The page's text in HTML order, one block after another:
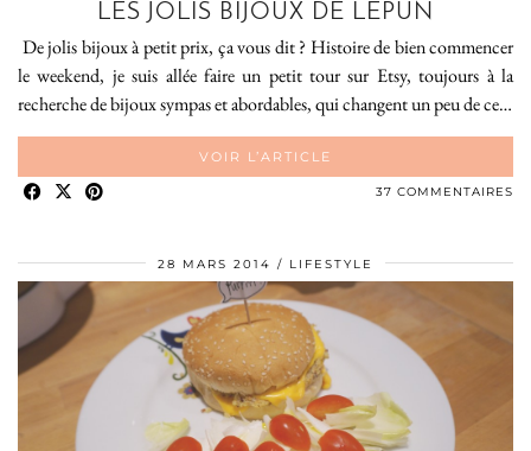
LES JOLIS BIJOUX DE LEPUN
De jolis bijoux à petit prix, ça vous dit ? Histoire de bien commencer
le weekend, je suis allée faire un petit tour sur Etsy, toujours à la
recherche de bijoux sympas et abordables, qui changent un peu de ce…
VOIR L’ARTICLE
37 COMMENTAIRES
28 MARS 2014 LIFESTYLE